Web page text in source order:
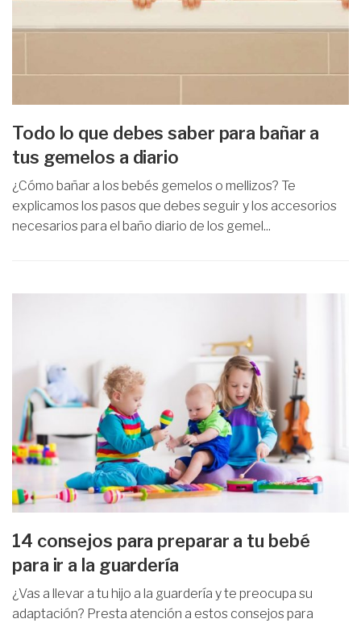
Todo lo que debes saber para bañar a
tus gemelos a diario
¿Cómo bañar a los bebés gemelos o mellizos? Te
explicamos los pasos que debes seguir y los accesorios
necesarios para el baño diario de los gemel...
14 consejos para preparar a tu bebé
para ir a la guardería
¿Vas a llevar a tu hijo a la guardería y te preocupa su
adaptación? Presta atención a estos consejos para